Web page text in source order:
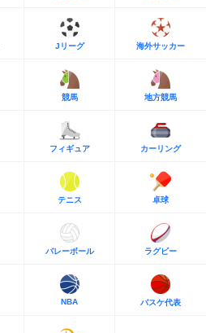
Jリーグ 海外サッカー
競馬 地方競馬
フィギュア カーリング
テニス 卓球
バレーボール ラグビー
NBA バスケ代表